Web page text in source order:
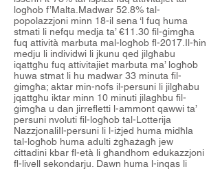
logħob f’Malta.Madwar 52.8% tal-
popolazzjoni minn 18-il sena ‘l fuq huma
stmati li nefqu medja ta’ €11.30 fil-ġimgħa
fuq attività marbuta mal-logħob fl-2017.Il-ħin
medju li individwi li jkunu qed jilgħabu
iqattgħu fuq attivitajiet marbuta ma’ logħob
huwa stmat li hu madwar 33 minuta fil-
ġimgħa; aktar min-nofs il-persuni li jilgħabu
jqattgħu iktar minn 10 minuti jilagħbu fil-
ġimgħa u dan jirrefletti l-ammont qawwi ta’
persuni nvoluti fil-logħob tal-Lotterija
NazzjonaliIl-persuni li l-iżjed huma midħla
tal-logħob huma adulti żgħażagħ jew
ċittadini kbar fl-età li għandhom edukazzjoni
fl-livell sekondarju. Dawn huma l-inqas li